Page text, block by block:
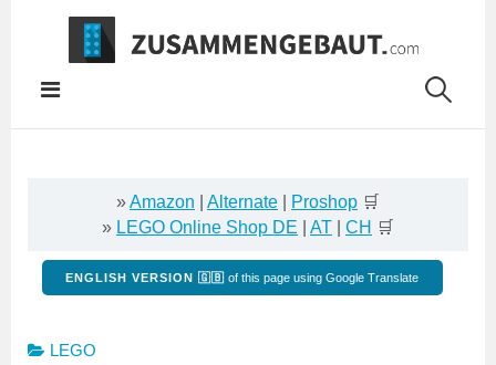
Springe
Inhalt
»Amazon Alternate Proshop 🛒
» LEGO Online Shop DE AT CH 🛒
ENGLISH VERSION 🇬🇧 of this page using Google Translate
LEGO